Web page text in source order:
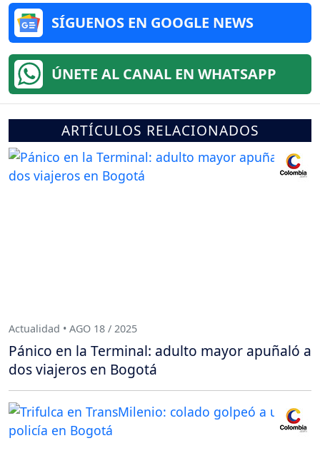
SÍGUENOS EN GOOGLE NEWS
ÚNETE AL CANAL EN WHATSAPP
ARTÍCULOS RELACIONADOS
Actualidad • AGO 18 / 2025
Pánico en la Terminal: adulto mayor apuñaló a
dos viajeros en Bogotá